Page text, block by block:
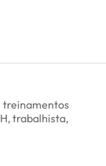
treinamentos
trabalhista,